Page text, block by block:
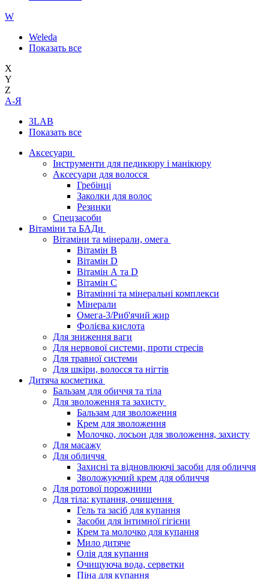
W
Weleda
Показать все
X
Y
Z
А-Я
3LAB
Показать все
Аксесуари
Інструменти для педикюру і манікюру
Аксесуари для волосся
Гребінці
Заколки для волос
Резинки
Спецзасоби
Вітаміни та БАДи
Вітаміни та мінерали, омега
Вітамін B
Вітамін D
Вітамін А та D
Вітамін С
Вітамінні та мінеральні комплекси
Мінерали
Омега-3/Риб'ячий жир
Фолієва кислота
Для зниження ваги
Для нервової системи, проти стресів
Для травної системи
Для шкіри, волосся та нігтів
Дитяча косметика
Бальзам для обиччя та тіла
Для зволоження та захисту
Бальзам для зволоження
Крем для зволоження
Молочко, лосьон для зволоження, захисту
Для масажу
Для обличчя
Захисні та відновлюючі засоби для обличчя
Зволожуючий крем для обличчя
Для ротової порожнини
Для тіла: купання, очищення
Гель та засіб для купання
Засоби для інтимної гігієни
Крем та молочко для купання
Мило дитяче
Олія для купання
Очищуюча вода, серветки
Піна для купання